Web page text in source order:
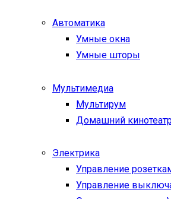
Автоматика
Умные окна
Умные шторы
Мультимедиа
Мультирум
Домашний
Электрика
Управление
Управление